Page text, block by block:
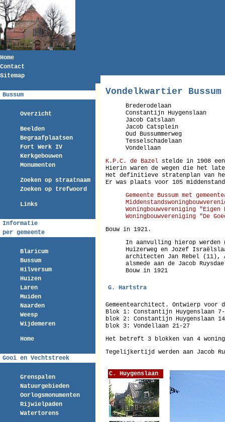
Home
Contact
Sitemap
Bussum
Overzicht
Beelden
Begraafplaatsen
Fort Werk IV
Kerkgebouwen
Monumenten
Zoeken op straatnaam
Zoeken op trefwoord
Links
Informatie
per gemeente
Blaricum
Bussum
Hilversum
Huizen
Laren
Muiden
Naarden
Weesp
Wijdemeren
Home
Gooi en Vechtstreek
Grenspalen
Natuurgebieden
Oorlogsmonumenten
Rijwielpaden
Watertorens
Vondelkwartier Bussum
Brederodelaan
Constantijn Huygenslaan
Jacob Catslaan
Jacob Catsplein
Oud Bussummerweg
Tesselschadelaan
Vondellaan
K.P.C. de Bazel stelde in 1908
Hierin waren de wegen die het
Het definitieve stratenplan van
Er was plaats voor 105
Gemeente Bussum met
Woningbouwvereniging
Woningbouwvereniging "De
Bouw in 1921.
In aanvulling hierop werden
Huizerweg en Jozef
architecten Jan Rebel (11),
alsmede aan de Jacob
Bouw in 1921
G. Hartstra
Gemeentearchitect. Ontwierp voor
Blok 1: Constantijn Huygenslaan 7-
blok 2: Constantijn Huygenslaan
blok 3: Vondellaan 21-27
Het betreft 3 blokken van 4
Tegelijkertijd werden aan Jacob
C. Huygenslaan